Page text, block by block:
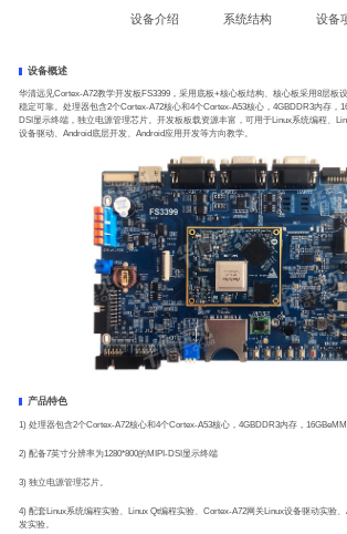
设备介绍 系统结构 设备
设备概述
华清远见Cortex-A72教学开发板FS3399，采用底板+核心板结构、核心板采用8层板
稳定可靠。处理器包含2个Cortex-A72核心和4个Cortex-A53核心，4GBDDR3内存，
DSI显示终端，独立电源管理芯片。开发板板载资源丰富，可用于Linux系统编程、
设备驱动、Android底层开发、Android应用开发等方向教学。
产品特色
1) 处理器包含2个Cortex-A72核心和4个Cortex-A53核心，4GBDDR3内存，
2) 配备7英寸分辨率为1280*800的MIPI-DSI显示终端
3) 独立电源管理芯片。
4) 配套Linux系统编程实验、Linux Qt编程实验、Cortex-A72网关Linux设备驱动实验
发实验。